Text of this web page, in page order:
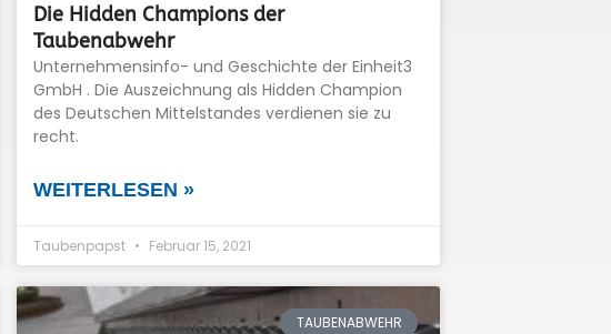
Die Hidden Champions der
Taubenabwehr
Unternehmensinfo- und Geschichte der Einheit3
GmbH . Die Auszeichnung als Hidden Champion
des Deutschen Mittelstandes verdienen sie zu
recht.
WEITERLESEN »
Taubenpapst Februar 15, 2021
TAUBENABWEHR